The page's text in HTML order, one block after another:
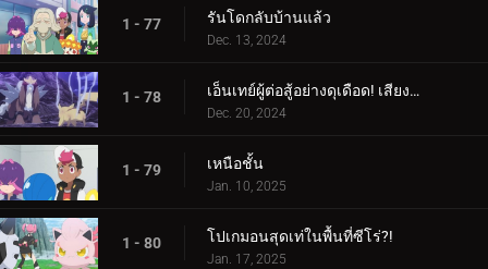
1 - 77 รันโดกลับบ้านแล้ว
Dec. 13, 2024
1 - 78 เอ็นเทย์ผู้ต่อสู้อย่างดุเดือด! เสียงร้องแห่งเปลวเพลิง!!!
Dec. 20, 2024
1 - 79 เหนือชั้น
Jan. 10, 2025
1 - 80 โปเกมอนสุดเท่ในพื้นที่ซีโร่?!
Jan. 17, 2025